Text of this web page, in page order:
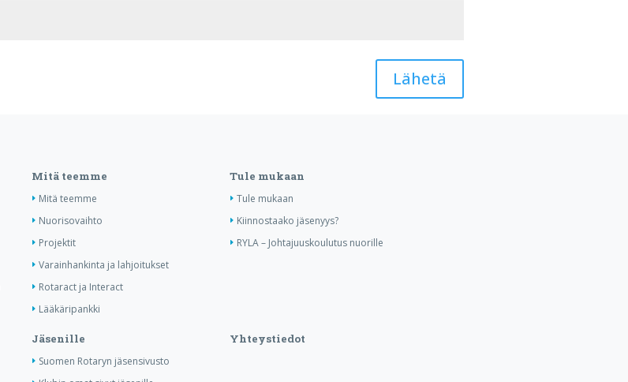
Lähetä
Mitä teemme
Mitä teemme
Nuorisovaihto
Projektit
Varainhankinta ja lahjoitukset
Rotaract ja Interact
Lääkäripankki
Tule mukaan
Tule mukaan
Kiinnostaako jäsenyys?
RYLA – Johtajuuskoulutus nuorille
Jäsenille
Suomen Rotaryn jäsensivusto
Yhteystiedot